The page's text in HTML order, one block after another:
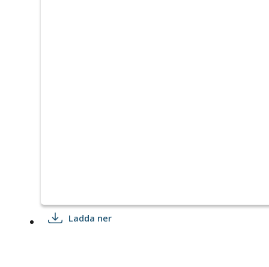
Ladda ner